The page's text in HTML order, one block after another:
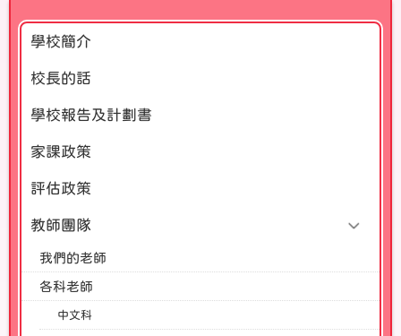
學校簡介
校長的話
學校報告及計劃書
家課政策
評估政策
教師團隊
我們的老師
各科老師
中文科